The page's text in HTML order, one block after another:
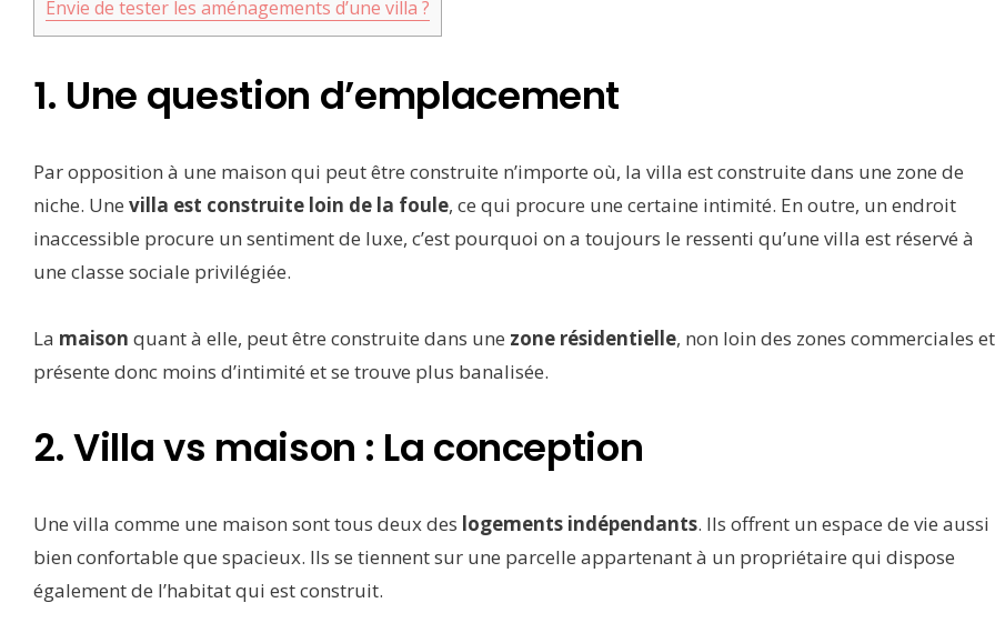
Envie de tester les aménagements d’une villa ?
1. Une question d’emplacement
Par opposition à une maison qui peut être construite n’importe où, la villa est construite dans une zone de
niche. Une villa est construite loin de la foule, ce qui procure une certaine intimité. En outre, un endroit
inaccessible procure un sentiment de luxe, c’est pourquoi on a toujours le ressenti qu’une villa est réservé à
une classe sociale privilégiée.
La maison quant à elle, peut être construite dans une zone résidentielle, non loin des zones commerciales et
présente donc moins d’intimité et se trouve plus banalisée.
2. Villa vs maison : La conception
Une villa comme une maison sont tous deux des logements indépendants. Ils offrent un espace de vie aussi
bien confortable que spacieux. Ils se tiennent sur une parcelle appartenant à un propriétaire qui dispose
également de l’habitat qui est construit.